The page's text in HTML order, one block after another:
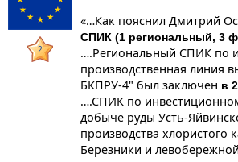
2
«…Как пояснил Дмитрий
СПИК (1 региональный, 3
….Региональный СПИК по
производственная линия
БКПРУ-4" был заключен в
….СПИК по
добыче руды Усть-
производства хлористого
Березники и